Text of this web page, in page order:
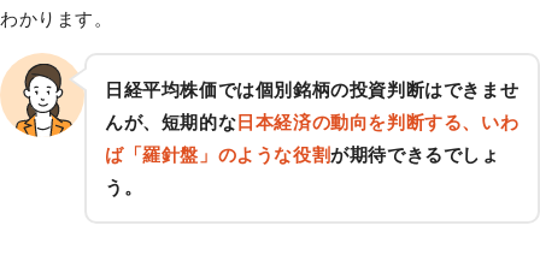
わかります。
日経平均株価では個別銘柄の投資判断はできませ
んが、短期的な 日本経済の動向を判断する、いわ
ば「羅針盤」のような役割が期待できるでしょ
う。